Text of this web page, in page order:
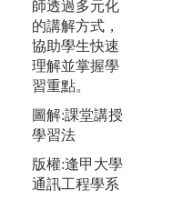
機械與電腦輔
助工程學系
師透過多元化
的講解方式，
協助學生快速
理解並掌握學
習重點。
圖解:課堂講授
學習法
版權:逢甲大學
通訊工程學系